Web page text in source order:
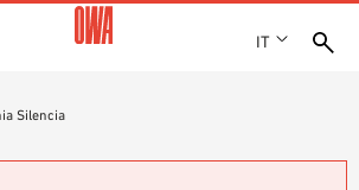
IT
Silencia